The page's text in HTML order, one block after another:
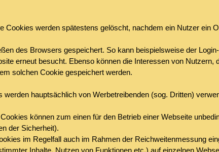
Cookies werden spätestens gelöscht, nachdem ein Nutzer ein
des Browsers gespeichert. So kann beispielsweise der
erneut besucht. Ebenso können die Interessen von Nutzern,
solchen Cookie gespeichert werden.
werden hauptsächlich von Werbetreibenden (sog. Dritten)
Cookies können zum einen für den Betrieb einer Webseite
der Sicherheit).
im Regelfall auch im Rahmen der Reichweitenmessung
Inhalte, Nutzen von Funktionen etc.) auf einzelnen